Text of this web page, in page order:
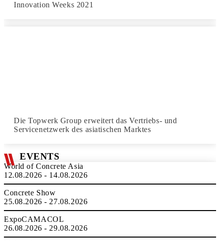
Innovation Weeks 2021
Die Topwerk Group erweitert das Vertriebs- und
Servicenetzwerk des asiatischen Marktes
EVENTS
World of Concrete Asia
12.08.2026 - 14.08.2026
Concrete Show
25.08.2026 - 27.08.2026
ExpoCAMACOL
26.08.2026 - 29.08.2026